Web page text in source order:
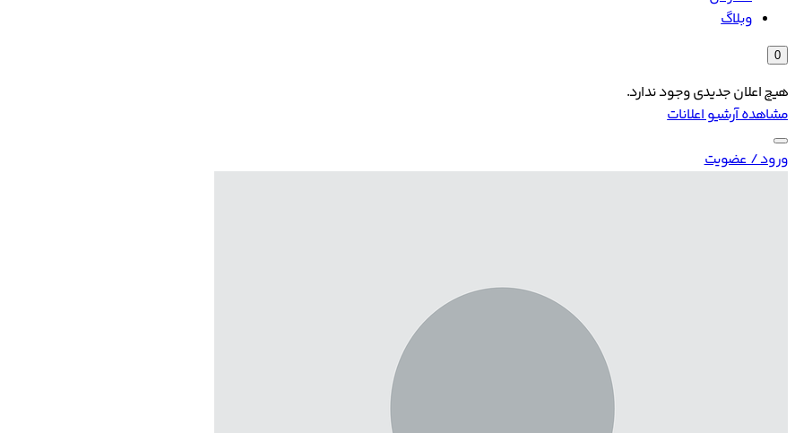
وبلاگ
0
هیچ اعلان جدیدی وجود ندارد.
مشاهده آرشیو اعلانات
ورود / عضویت